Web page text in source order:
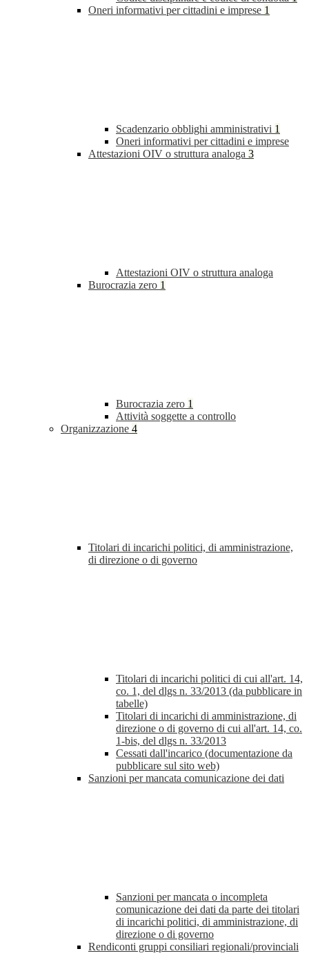
Oneri informativi per cittadini e imprese 1
Scadenzario obblighi amministrativi 1
Oneri informativi per cittadini e imprese
Attestazioni OIV o struttura analoga 3
Attestazioni OIV o struttura analoga
Burocrazia zero 1
Burocrazia zero 1
Attività soggette a controllo
Organizzazione 4
Titolari di incarichi politici, di amministrazione,
di direzione o di governo
Titolari di incarichi politici di cui all'art. 14,
co. 1, del dlgs n. 33/2013 (da pubblicare in
tabelle)
Titolari di incarichi di amministrazione, di
direzione o di governo di cui all'art. 14, co.
1-bis, del dlgs n. 33/2013
Cessati dall'incarico (documentazione da
pubblicare sul sito web)
Sanzioni per mancata comunicazione dei dati
Sanzioni per mancata o incompleta
comunicazione dei dati da parte dei titolari
di incarichi politici, di amministrazione, di
direzione o di governo
Rendiconti gruppi consiliari regionali/provinciali